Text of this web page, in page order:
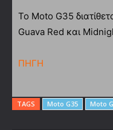
Το Moto G35
Guava Red και
ΠΗΓΗ
TAGS Moto G35 Moto